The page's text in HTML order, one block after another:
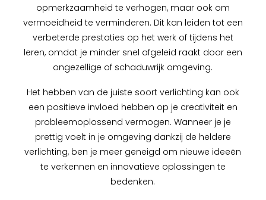
opmerkzaamheid te verhogen, maar ook om
vermoeidheid te verminderen. Dit kan leiden tot een
verbeterde prestaties op het werk of tijdens het
leren, omdat je minder snel afgeleid raakt door een
ongezellige of schaduwrijk omgeving.
Het hebben van de juiste soort verlichting kan ook
een positieve invloed hebben op je creativiteit en
probleemoplossend vermogen. Wanneer je je
prettig voelt in je omgeving dankzij de heldere
verlichting, ben je meer geneigd om nieuwe ideeën
te verkennen en innovatieve oplossingen te
bedenken.